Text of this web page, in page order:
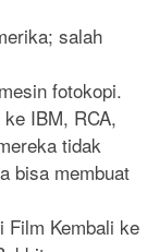
salah
fotokopi.
IBM, RCA,
tidak
bisa membuat
Film Kembali ke